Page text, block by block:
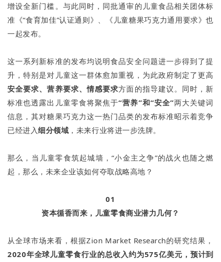
增设全新门槛。与此同时，同批通审的儿童食品相关团体标
准《“食育加佳”认证通则》、《儿童糖果巧克力通用要求》也
一起发布。
这一系列新标准的发布均说明食品安全问题进一步得到了提
升，特别是对儿童这一群体愈加重视，为此政府制定了更高
安全要求、营养要求、情感要求方面的指导建议。同时，新
标准也透露出儿童零食将聚焦于“营养”和“安全”两大关键词
信息，其对糖果巧克力这一热门品类的发布标准昭示着竞争
已经进入细分领域 ，未来行业将进一步洗牌。
那么，当儿童零食筑起城墙，“小金主之争”的战火也随之燃
起，那么，未来企业该如何夺取战略高地？
01
资本循香而来，儿童零食商业潜力几何？
从全球市场来看，根据Zion Market Research的研究结果，
2020年全球儿童零食行业的总收入约为575亿美元，预计到